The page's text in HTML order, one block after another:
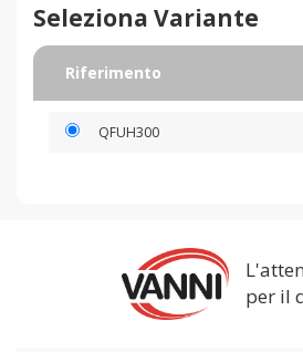
Seleziona Variante
Riferimento
QFUH300
per il